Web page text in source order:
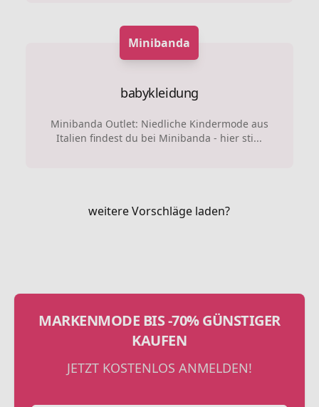
Minibanda
babykleidung
Minibanda Outlet: Niedliche Kindermode aus
Italien findest du bei Minibanda - hier sti...
weitere Vorschläge laden?
MARKENMODE BIS -70% GÜNSTIGER
KAUFEN
JETZT KOSTENLOS ANMELDEN!